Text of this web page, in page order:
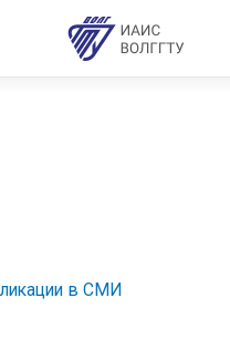
в СМИ